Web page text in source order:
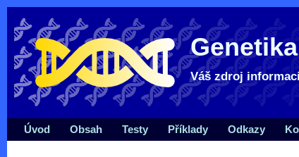
Váš zdroj
Úvod Obsah Testy Příklady Odkazy